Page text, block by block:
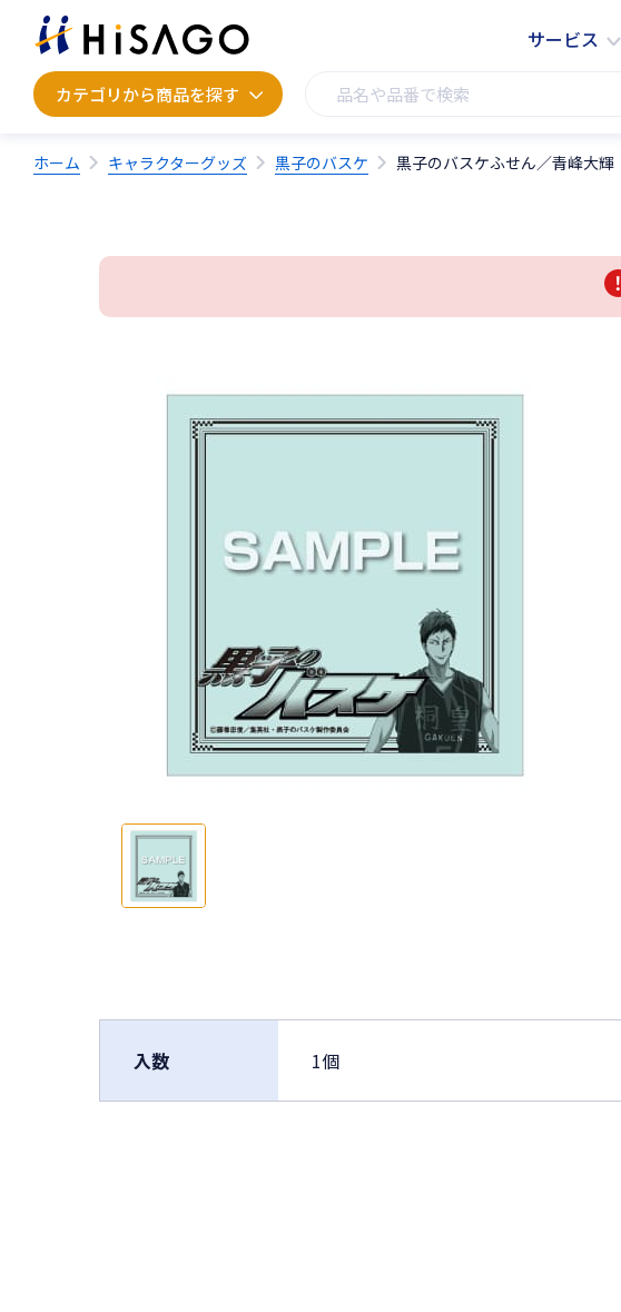
サービス
カテゴリから商品を探す
カテゴリから商品を探す
ホーム キャラクターグッズ 黒子のバスケ 黒子のバスケふせん／青峰大輝
入数 1個